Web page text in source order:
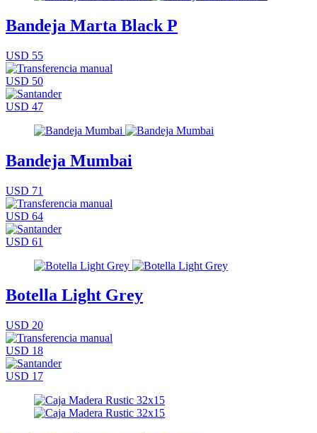
Bandeja Marta Black P
USD 55
USD 50
USD 47
Bandeja Mumbai
USD 71
USD 64
USD 61
Botella Light Grey
USD 20
USD 18
USD 17